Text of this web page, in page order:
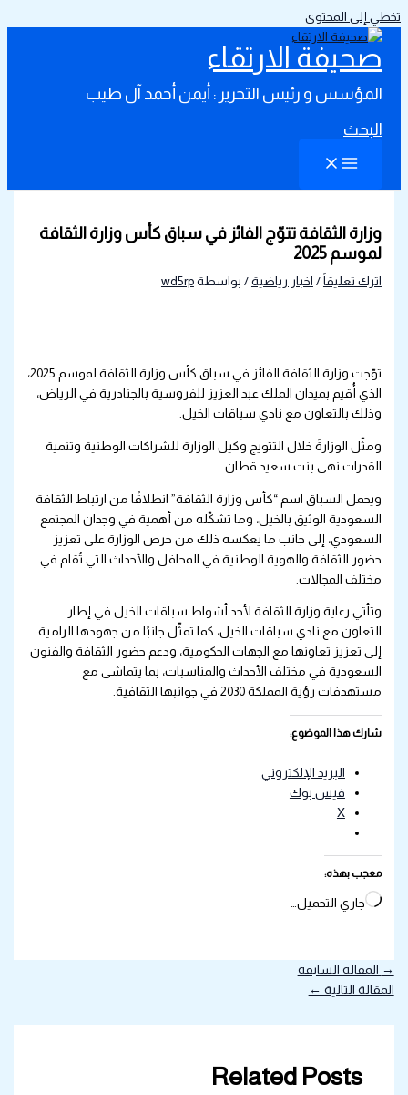
تخطي إلى المحتوى
صحيفة الارتقاء
المؤسس و رئيس التحرير : أيمن أحمد آل طيب
البحث
وزارة الثقافة تتوّج الفائز في سباق كأس وزارة الثقافة
لموسم 2025
اترك تعليقاً / اخبار رياضية / بواسطة wd5rp
توّجت وزارة الثقافة الفائز في سباق كأس وزارة الثقافة لموسم 2025،
الذي أُقيم بميدان الملك عبد العزيز للفروسية بالجنادرية في الرياض،
وذلك بالتعاون مع نادي سباقات الخيل.
ومثّل الوزارةَ خلال التتويج وكيل الوزارة للشراكات الوطنية وتنمية
القدرات نهى بنت سعيد قطان.
ويحمل السباق اسم “كأس وزارة الثقافة” انطلاقًا من ارتباط الثقافة
السعودية الوثيق بالخيل، وما تشكّله من أهمية في وجدان المجتمع
السعودي، إلى جانب ما يعكسه ذلك من حرص الوزارة على تعزيز
حضور الثقافة والهوية الوطنية في المحافل والأحداث التي تُقام في
مختلف المجالات.
وتأتي رعاية وزارة الثقافة لأحد أشواط سباقات الخيل في إطار
التعاون مع نادي سباقات الخيل، كما تمثّل جانبًا من جهودها الرامية
إلى تعزيز تعاونها مع الجهات الحكومية، ودعم حضور الثقافة والفنون
السعودية في مختلف الأحداث والمناسبات، بما يتماشى مع
مستهدفات رؤية المملكة 2030 في جوانبها الثقافية.
شارك هذا الموضوع:
البريد الإلكتروني
فيس بوك
X
معجب بهذه:
جاري التحميل…
→ المقالة السابقة
المقالة التالية ←
Related Posts